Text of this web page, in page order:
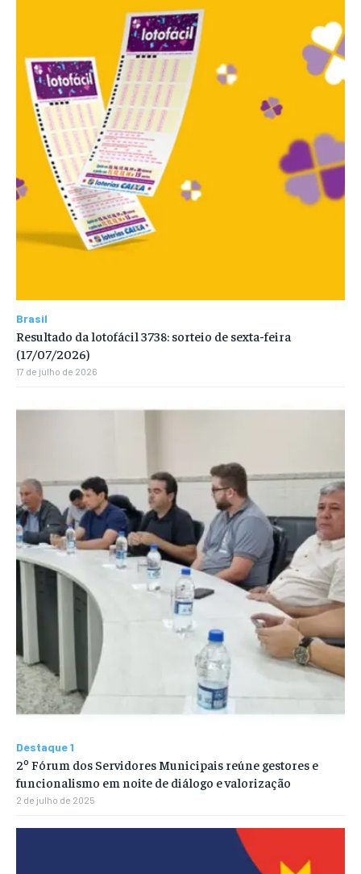
Brasil
Resultado da lotofácil 3738: sorteio de sexta-feira
(17/07/2026)
17 de julho de 2026
Destaque 1
2º Fórum dos Servidores Municipais reúne gestores e
funcionalismo em noite de diálogo e valorização
2 de julho de 2025